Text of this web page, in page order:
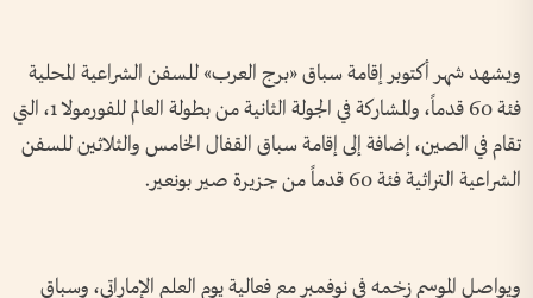
ويشهد شهر أكتوبر إقامة سباق «برج العرب» للسفن الشراعية المحلية
فئة 60 قدماً، والمشاركة في الجولة الثانية من بطولة العالم للفورمولا 1، التي
تقام في الصين، إضافة إلى إقامة سباق القفال الخامس والثلاثين للسفن
الشراعية التراثية فئة 60 قدماً من جزيرة صير بونعير.
ويواصل الموسم زخمه في نوفمبر مع فعالية يوم العلم الإماراتي، وسباق